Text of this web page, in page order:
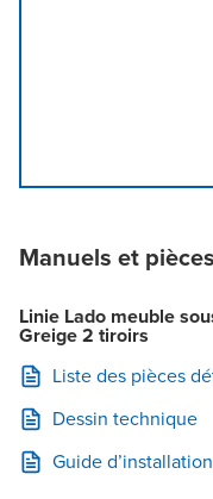
Manuels et
Linie Lado meuble
Greige 2 tiroirs
Liste des pièces
Dessin technique
Guide d’installation